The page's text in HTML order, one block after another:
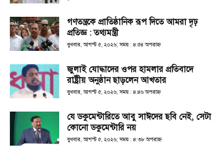
গণতন্ত্রকে প্রাতিষ্ঠানিক রূপ দিতে আমরা দৃঢ়
প্রতিজ্ঞ : তথ্যমন্ত্রী
বুধবার, আগস্ট ৫, ২০২৬; সময় : ৪:৫৪ অপরাহ্ণ
জুলাই যোদ্ধাদের ওপর হামলার প্রতিবাদে
রাষ্ট্রীয় অনুষ্ঠান ছাড়লেন আখতার
বুধবার, আগস্ট ৫, ২০২৬; সময় : ৪:৪৬ অপরাহ্ণ
যে ডকুমেন্টারিতে আবু সাঈদের ছবি নেই, সেটা
কোনো ডকুমেন্টারি নয়
বুধবার, আগস্ট ৫, ২০২৬; সময় : ৪:৩৮ অপরাহ্ণ